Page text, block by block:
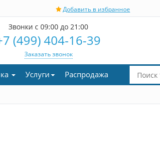
Добавить в избранное
Звонки с 09:00 до 21:00
(499) 404-16-39
Заказать звонок
Услуги Распродажа